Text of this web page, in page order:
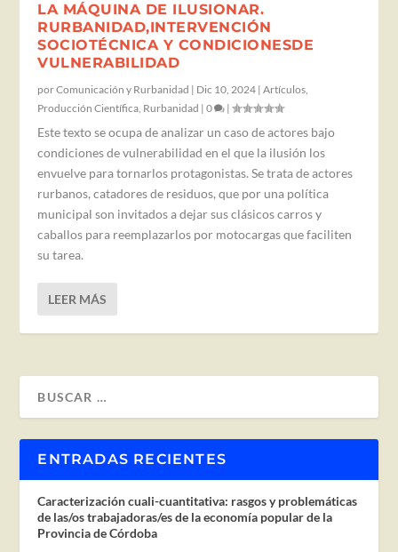
LA MÁQUINA DE ILUSIONAR.
RURBANIDAD,INTERVENCIÓN
SOCIOTÉCNICA Y CONDICIONESDE
VULNERABILIDAD
porComunicación y Rurbanidad | Dic 10, 2024 |Artículos,
Producción Científica, Rurbanidad |0 |
Este texto se ocupa de analizar un caso de actores bajo
condiciones de vulnerabilidad en el que la ilusión los
envuelve para tornarlos protagonistas. Se trata de actores
rurbanos, catadores de residuos, que por una política
municipal son invitados a dejar sus clásicos carros y
caballos para reemplazarlos por motocargas que faciliten
su tarea.
LEER MÁS
ENTRADAS RECIENTES
Caracterización cuali-cuantitativa: rasgos y problemáticas
de las/os trabajadoras/es de la economía popular de la
Provincia de Córdoba